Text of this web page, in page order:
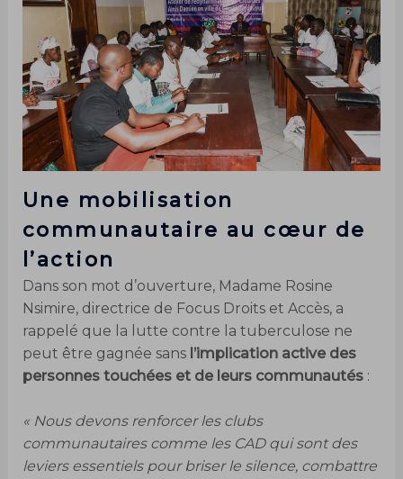
Une mobilisation
communautaire au cœur de
l’action
Dans son mot d’ouverture, Madame Rosine
Nsimire, directrice de Focus Droits et Accès, a
rappelé que la lutte contre la tuberculose ne
peut être gagnée sans l’implication active des
personnes touchées et de leurs communautés:
« Nous devons renforcer les clubs
communautaires comme les CAD qui sont des
leviers essentiels pour briser le silence, combattre